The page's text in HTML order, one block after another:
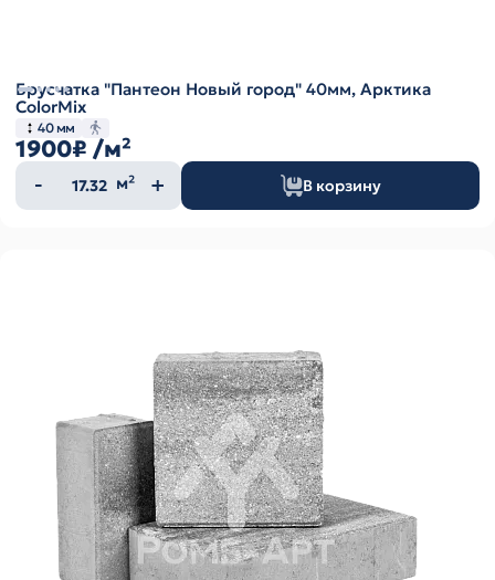
Брусчатка "Пантеон Новый город" 40мм, Арктика
ColorMix
40 мм
1900₽ /м²
Количество
товара
м² В корзину